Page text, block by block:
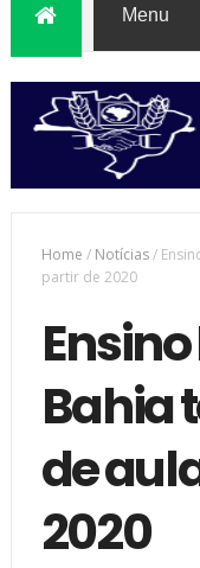
Home / Notícias/
partir de 2020
Bahia
de
2020